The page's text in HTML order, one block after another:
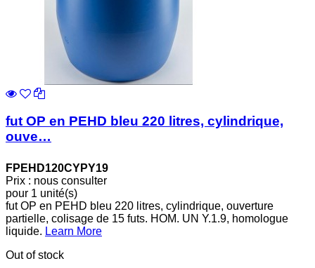
fut OP en PEHD bleu 220 litres, cylindrique,
ouve…
FPEHD120CYPY19
Prix : nous consulter
pour 1 unité(s)
fut OP en PEHD bleu 220 litres, cylindrique, ouverture
partielle, colisage de 15 futs. HOM. UN Y.1.9, homologue
liquide. Learn More
Out of stock